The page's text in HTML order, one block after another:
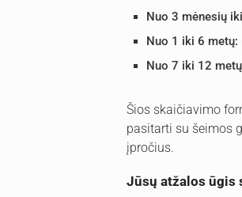
Nuo 3 mėnesių
Nuo 1 iki 6 metų:
Nuo 7 iki 12
Šios skaičiavimo
pasitarti su šeimos
įpročius.
Jūsų atžalos ūgis